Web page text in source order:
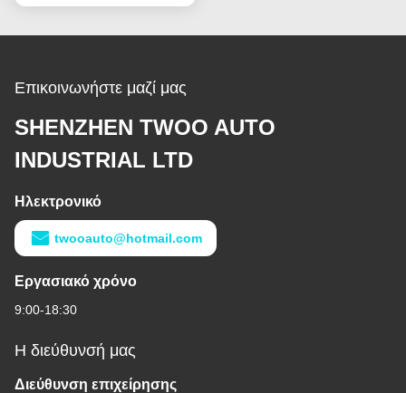
Επικοινωνήστε μαζί μας
SHENZHEN TWOO AUTO
INDUSTRIAL LTD
Ηλεκτρονικό
twooauto@hotmail.com
Εργασιακό χρόνο
9:00-18:30
Η διεύθυνσή μας
Διεύθυνση επιχείρησης